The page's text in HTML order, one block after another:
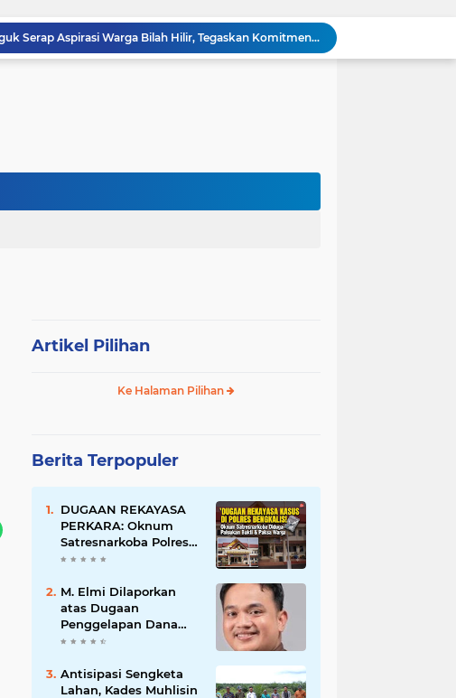
Sabam Rajaguguk Serap Aspirasi Warga Bilah Hilir, Tegaskan Komitmen Kawal Program Prabowo untuk Kesejahteraan Rakyat
‎Wakil Bupati Audiensi dengan Wamenaker RI, Dorong Penguatan SDM dan Perlindungan Pekerja di Tanjung Jabung Barat ‎ ‎
Sabam Rajaguguk Turun ke Pangkatan, Dengarkan Langsung Keluhan dan Harapan Warga
Artikel Pilihan
Ke Halaman Pilihan
Berita Terpopuler
DUGAAN REKAYASA
PERKARA: Oknum
Satresnarkoba Polres
Bengkalis Diduga
Hingga Paksa Warga
Hadir di TKP
M. Elmi Dilaporkan
atas Dugaan
Penggelapan Dana
Pensiunan Guru dan
Pastikan Proses
Hukum Berjalan
Antisipasi Sengketa
Lahan, Kades Muhlisin